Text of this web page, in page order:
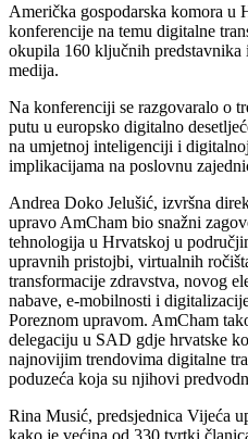
Američka gospodarska komora u
konferencije na temu digitalne
okupila 160 ključnih predstavnika
medija.
Na konferenciji se razgovaralo o
putu u europsko digitalno
na umjetnoj inteligenciji i
implikacijama na poslovnu
Andrea Doko Jelušić, izvršna
upravo AmCham bio snažni
tehnologija u Hrvatskoj u
upravnih pristojbi, virtualnih
transformacije zdravstva, novog
nabave, e-mobilnosti i
Poreznom upravom. AmCham
delegaciju u SAD gdje hrvatske
najnovijim trendovima digitalne
poduzeća koja su njihovi
Rina Musić, predsjednica Vijeća
kako je većina od 330 tvrtki